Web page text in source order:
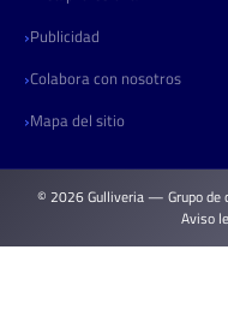
Publicidad
Colabora con nosotros
Mapa del sitio
© 2026 Gulliveria — Grupo de
Aviso